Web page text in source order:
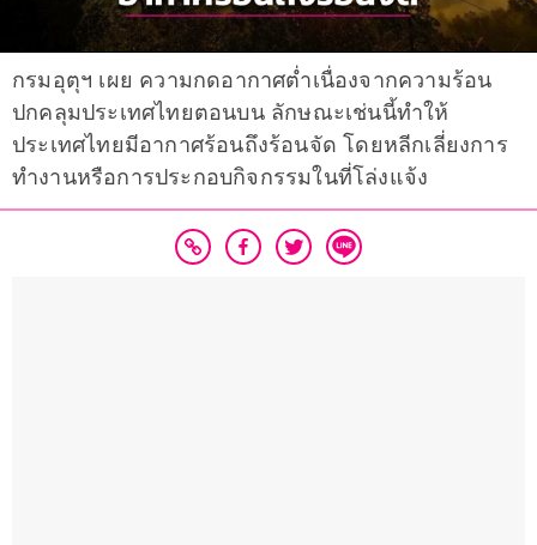
กรมอุตุฯ เผย ความกดอากาศต่ำเนื่องจากความร้อน
ปกคลุมประเทศไทยตอนบน ลักษณะเช่นนี้ทำให้
ประเทศไทยมีอากาศร้อนถึงร้อนจัด โดยหลีกเลี่ยงการ
ทำงานหรือการประกอบกิจกรรมในที่โล่งแจ้ง